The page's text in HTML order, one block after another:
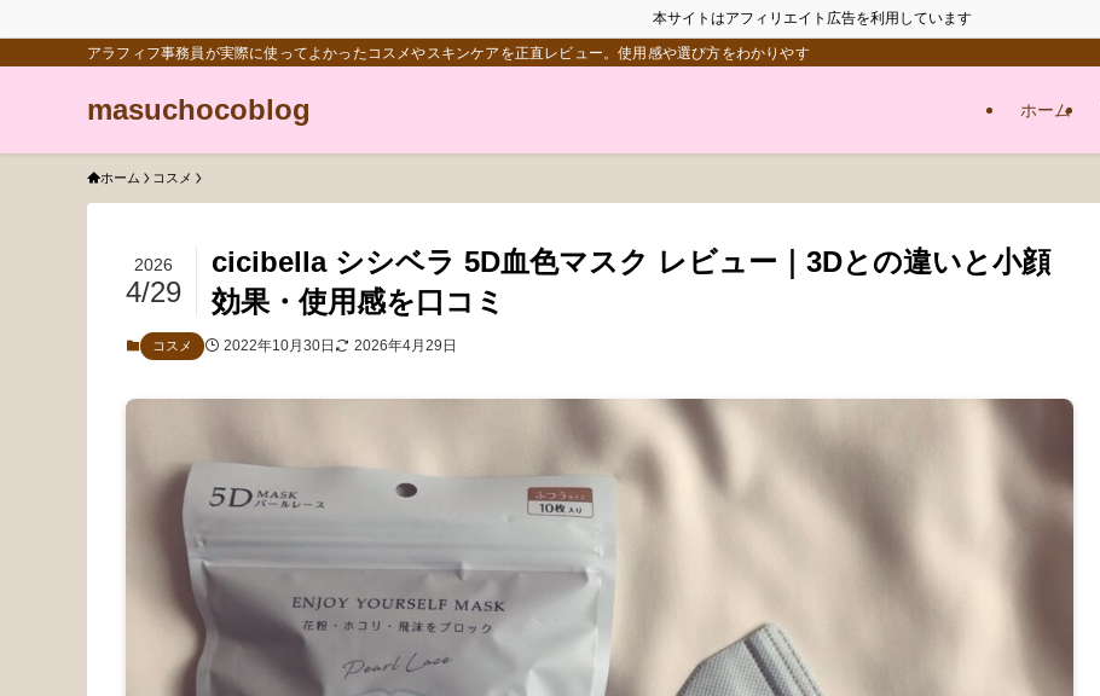
本サイトはアフィリエイト広告を利用しています
アラフィフ事務員が実際に使ってよかったコスメやスキンケアを正直レビュー。使用感や選び方をわかりやすくまとめています。
masuchocoblog ホーム
ホーム コスメ
cicibella シシベラ 5D血色マスク レビュー｜3Dとの違いと小顔
効果・使用感を口コミ
2026
4/29
コスメ 2022年10月30日 2026年4月29日